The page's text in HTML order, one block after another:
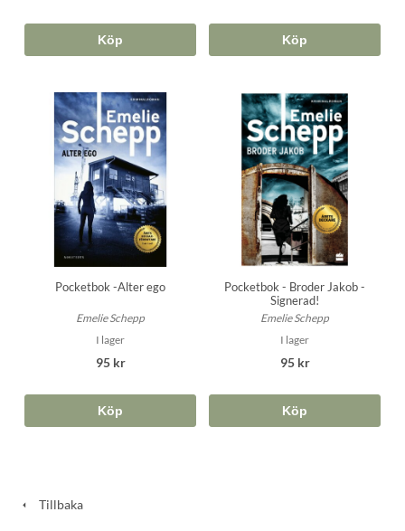
Köp Köp
Pocketbok -Alter ego
Emelie Schepp
I lager
95 kr
Köp
Pocketbok - Broder Jakob -
Signerad!
Emelie Schepp
I lager
95 kr
Köp
Tillbaka